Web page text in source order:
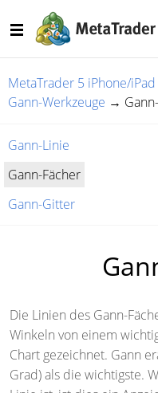
MetaTrader 5 iPhone/
Gann-Werkzeuge →
Gann-Linie
Gann-Fächer
Gann-Gitter
Die Linien des Gann-
Winkeln von einem
Chart gezeichnet. Gann
Grad) als die wichtigste.